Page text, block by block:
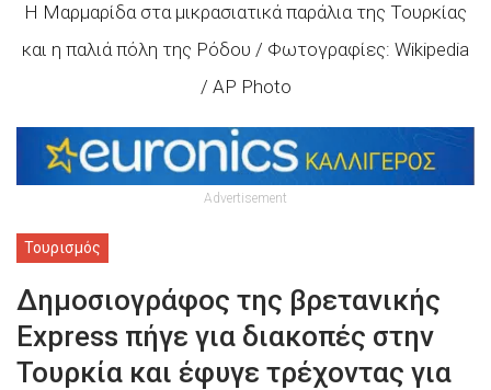
Η Μαρμαρίδα στα μικρασιατικά παράλια της Τουρκίας
και η παλιά πόλη της Ρόδου / Φωτογραφίες: Wikipedia
/ AP Photo
Advertisement
Τουρισμός
Δημοσιογράφος της βρετανικής
Express πήγε για διακοπές στην
Τουρκία και έφυγε τρέχοντας για